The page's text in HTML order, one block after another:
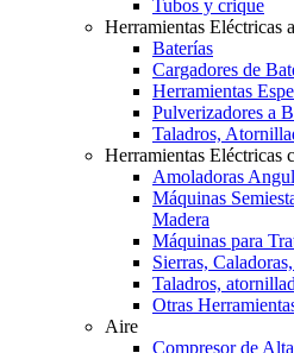
Tubos y crique
Herramientas Eléctricas
Baterías
Cargadores de
Herramientas
Pulverizadores a
Taladros,
Herramientas Eléctricas
Amoladoras
Máquinas
Madera
Máquinas para
Sierras,
Taladros,
Otras
Aire
Compresor de